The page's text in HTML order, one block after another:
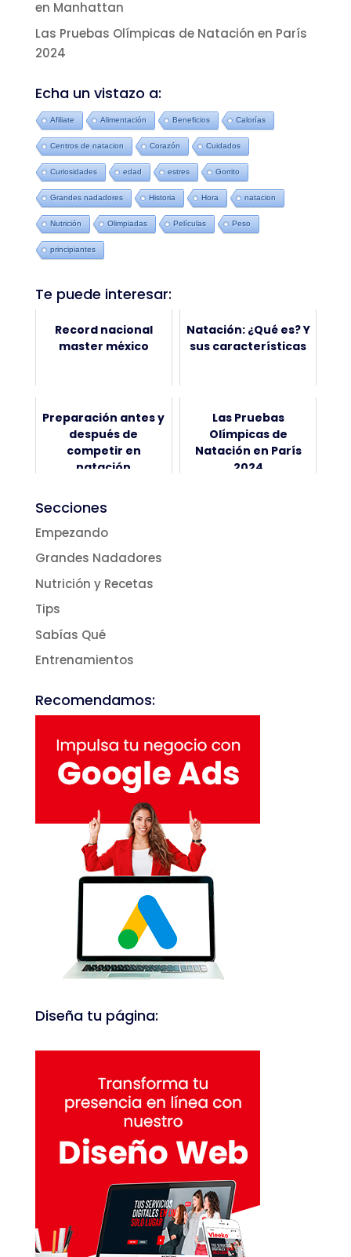
en Manhattan
Las Pruebas Olímpicas de Natación en París
2024
Echa un vistazo a:
Afiliate Alimentación Beneficios Calorías
Centros de natacion Corazón Cuidados
Curiosidades edad estres Gorrito
Grandes nadadores Historia Hora natacion
Nutrición Olimpiadas Películas Peso
principiantes
Te puede interesar:
Record nacional
master méxico
Natación: ¿Qué es? Y
sus características
Preparación antes y
después de
competir en
natación
Las Pruebas
Olímpicas de
Natación en París
2024
Secciones
Empezando
Grandes Nadadores
Nutrición y Recetas
Tips
Sabías Qué
Entrenamientos
Recomendamos:
Diseña tu página: